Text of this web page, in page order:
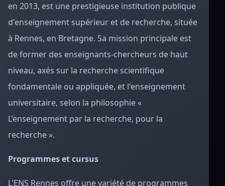
en 2013, est une prestigieuse institution publique
d'enseignement supérieur et de recherche, située
à Rennes, en Bretagne. Sa mission principale est
de former des enseignants-chercheurs de haut
niveau, axés sur la recherche scientifique
fondamentale ou appliquée, et l'enseignement
universitaire, selon la philosophie «
L’enseignement par la recherche, pour la
recherche ».
Programmes et cursus
L'ENS Rennes offre une variété de programmes